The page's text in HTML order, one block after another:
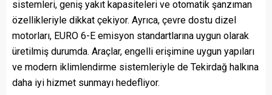
sistemleri, geniş yakıt kapasiteleri ve otomatik şanzıman
özellikleriyle dikkat çekiyor. Ayrıca, çevre dostu dizel
motorları, EURO 6-E emisyon standartlarına uygun olarak
üretilmiş durumda. Araçlar, engelli erişimine uygun yapıları
ve modern iklimlendirme sistemleriyle de Tekirdağ halkına
daha iyi hizmet sunmayı hedefliyor.